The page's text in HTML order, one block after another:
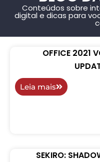
Conteúdos sobre
digital e dicas para
OFFICE 2021
Leia mais
SEKIRO: